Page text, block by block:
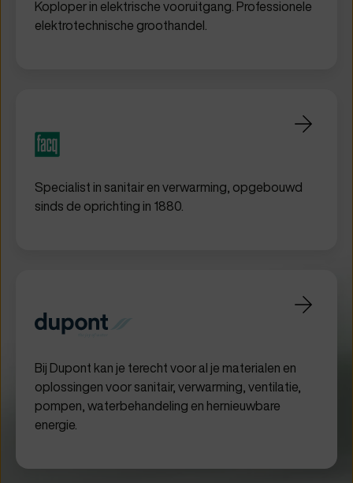
Koploper in elektrische vooruitgang. Professionele
elektrotechnische groothandel.
Specialist in sanitair en verwarming, opgebouwd
sinds de oprichting in 1880.
Bij Dupont kan je terecht voor al je materialen en
oplossingen voor sanitair, verwarming, ventilatie,
pompen, waterbehandeling en hernieuwbare
energie.